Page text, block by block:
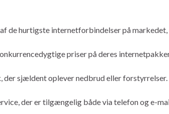
de hurtigste internetforbindelser på
priser på deres
sjældent oplever nedbrud eller forstyrrelser.
der er tilgængelig både via telefon og e-